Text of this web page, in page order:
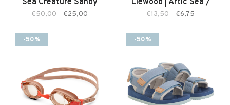
Sea Creature Sandy
€50,00 €25,00
Liewood | Artic Sea /
Ocean Vieuw
€13,50 €6,75
-50% -50%